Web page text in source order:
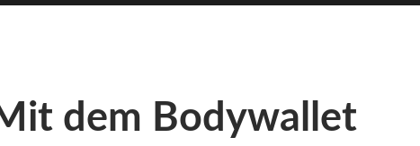
dem Bodywallet